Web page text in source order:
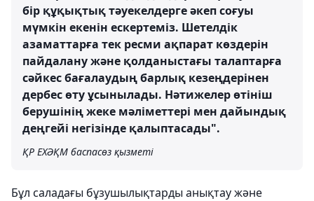
бір құқықтық тәуекелдерге әкеп соғуы
мүмкін екенін ескертеміз. Шетелдік
азаматтарға тек ресми ақпарат көздерін
пайдалану және қолданыстағы талаптарға
сәйкес бағалаудың барлық кезеңдерінен
дербес өту ұсынылады. Нәтижелер өтініш
берушінің жеке мәліметтері мен дайындық
деңгейі негізінде қалыптасады".
ҚР ЕХӘҚМ баспасөз қызметі
Бұл саладағы бұзушылықтарды анықтау және